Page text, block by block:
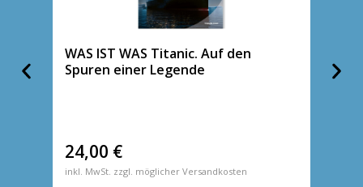
WAS IST WAS Titanic. Auf den
Spuren einer Legende
24,00 €
inkl. MwSt. zzgl. möglicher Versandkosten
die